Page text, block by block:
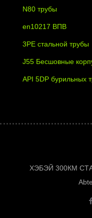
N80 трубы
en10217 ВПВ
3PE стальной трубы
J55 Бесшовные
API 5DP бурильных
ХЭБЭЙ 300КМ